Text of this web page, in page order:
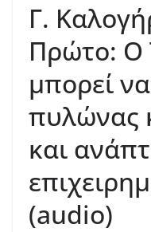
Γ.
Πρώτο: Ο
μπορεί να
πυλώνας
και
(audio)